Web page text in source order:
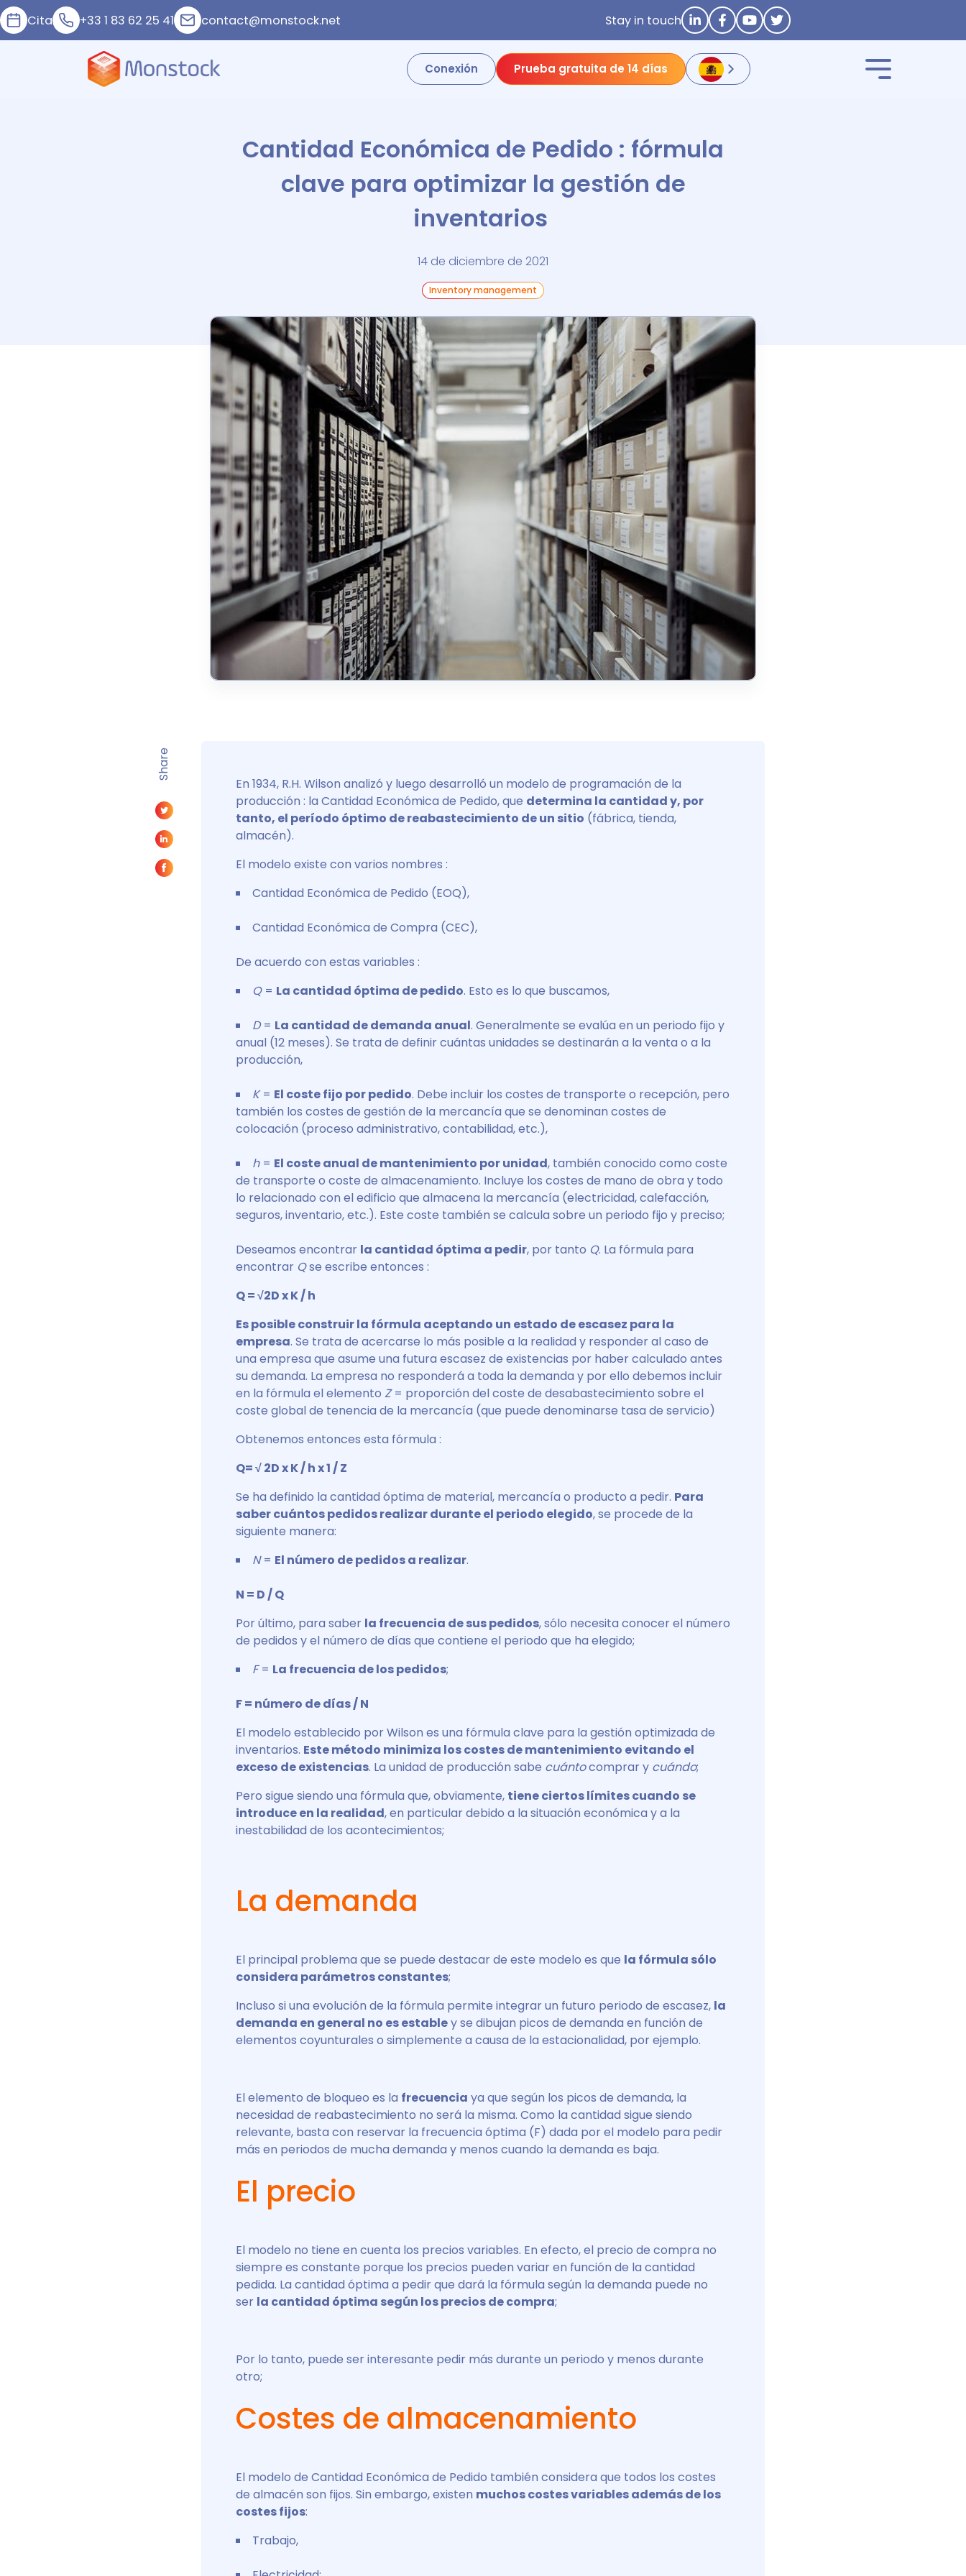
Cita +33 1 83 62 25 41 contact@monstock.net Stay in touch
Conexión Prueba gratuita de 14 días
Cantidad Económica de Pedido : fórmula
clave para optimizar la gestión de
inventarios
14 de diciembre de 2021
Inventory management
Share
En 1934, R.H. Wilson analizó y luego desarrolló un modelo de programación de la
producción : la Cantidad Económica de Pedido, que determina la cantidad y, por
tanto, el período óptimo de reabastecimiento de un sitio (fábrica, tienda,
almacén).
El modelo existe con varios nombres :
Cantidad Económica de Pedido (EOQ),
Cantidad Económica de Compra (CEC),
De acuerdo con estas variables :
Q= La cantidad óptima de pedido. Esto es lo que buscamos,
D= La cantidad de demanda anual. Generalmente se evalúa en un periodo fijo y
anual (12 meses). Se trata de definir cuántas unidades se destinarán a la venta o a la
producción,
K= El coste fijo por pedido. Debe incluir los costes de transporte o recepción, pero
también los costes de gestión de la mercancía que se denominan costes de
colocación (proceso administrativo, contabilidad, etc.),
h= El coste anual de mantenimiento por unidad, también conocido como coste
de transporte o coste de almacenamiento. Incluye los costes de mano de obra y todo
lo relacionado con el edificio que almacena la mercancía (electricidad, calefacción,
seguros, inventario, etc.). Este coste también se calcula sobre un periodo fijo y preciso;
Deseamos encontrar la cantidad óptima a pedir, por tanto Q. La fórmula para
encontrar Qse escribe entonces :
Q = √2D x K / h
Es posible construir la fórmula aceptando un estado de escasez para la
empresa. Se trata de acercarse lo más posible a la realidad y responder al caso de
una empresa que asume una futura escasez de existencias por haber calculado antes
su demanda. La empresa no responderá a toda la demanda y por ello debemos incluir
en la fórmula el elemento Z= proporción del coste de desabastecimiento sobre el
coste global de tenencia de la mercancía (que puede denominarse tasa de servicio)
Obtenemos entonces esta fórmula :
Q= √ 2D x K / h x 1 / Z
Se ha definido la cantidad óptima de material, mercancía o producto a pedir. Para
saber cuántos pedidos realizar durante el periodo elegido, se procede de la
siguiente manera:
N= El número de pedidos a realizar.
N = D / Q
Por último, para saber la frecuencia de sus pedidos, sólo necesita conocer el número
de pedidos y el número de días que contiene el periodo que ha elegido;
F= La frecuencia de los pedidos;
F = número de días / N
El modelo establecido por Wilson es una fórmula clave para la gestión optimizada de
inventarios. Este método minimiza los costes de mantenimiento evitando el
exceso de existencias. La unidad de producción sabe cuántocomprar y cuándo;
Pero sigue siendo una fórmula que, obviamente, tiene ciertos límites cuando se
introduce en la realidad, en particular debido a la situación económica y a la
inestabilidad de los acontecimientos;
La demanda
El principal problema que se puede destacar de este modelo es que la fórmula sólo
considera parámetros constantes;
Incluso si una evolución de la fórmula permite integrar un futuro periodo de escasez, la
demanda en general no es establey se dibujan picos de demanda en función de
elementos coyunturales o simplemente a causa de la estacionalidad, por ejemplo.
El elemento de bloqueo es la frecuencia ya que según los picos de demanda, la
necesidad de reabastecimiento no será la misma. Como la cantidad sigue siendo
relevante, basta con reservar la frecuencia óptima (F) dada por el modelo para pedir
más en periodos de mucha demanda y menos cuando la demanda es baja.
El precio
El modelo no tiene en cuenta los precios variables. En efecto, el precio de compra no
siempre es constante porque los precios pueden variar en función de la cantidad
pedida. La cantidad óptima a pedir que dará la fórmula según la demanda puede no
ser la cantidad óptima según los precios de compra;
Por lo tanto, puede ser interesante pedir más durante un periodo y menos durante
otro;
Costes de almacenamiento
El modelo de Cantidad Económica de Pedido también considera que todos los costes
de almacén son fijos. Sin embargo, existen muchos costes variables además de los
costes fijos:
Trabajo,